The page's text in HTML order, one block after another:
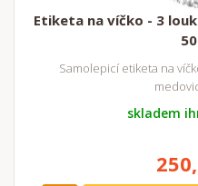
Etiketa na víčko - 3
Samolepicí etiketa na
skladem